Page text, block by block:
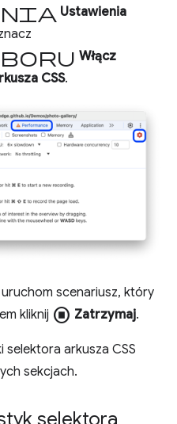
Ustawienia
Włącz
CSS.
uruchom scenariusz, który
kliknij stop_circle Zatrzymaj.
arkusza CSS
sekcjach.